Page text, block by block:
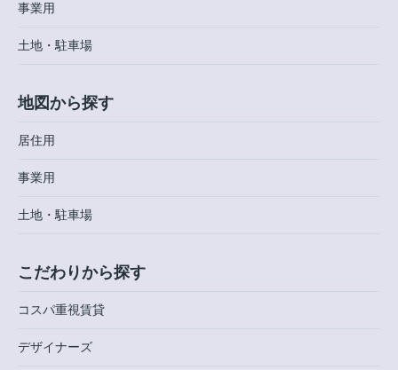
事業用
土地・駐車場
地図から探す
居住用
事業用
土地・駐車場
こだわりから探す
コスパ重視賃貸
デザイナーズ